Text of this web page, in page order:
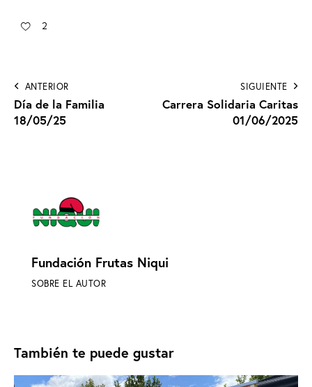
2
ANTERIOR
Día de la Familia
18/05/25
SIGUIENTE
Carrera Solidaria Caritas
01/06/2025
Fundación Frutas Niqui
SOBRE EL AUTOR
También te puede gustar